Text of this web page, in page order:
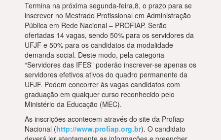
Termina na próxima segunda-feira,8, o prazo para se
inscrever no Mestrado Profissional em Administração
Pública em Rede Nacional – PROFIAP. Serão
ofertadas 14 vagas, sendo 50% para os servidores da
UFJF e 50% para os candidatos da modalidade
demanda social. Deste modo, pela categoria
“Servidores das IFES” poderão inscrever-se apenas os
servidores efetivos ativos do quadro permanente da
UFJF. Podem concorrer às vagas candidatos com
graduação em qualquer curso reconhecido pelo
Ministério da Educação (MEC).
As inscrições acontecem através do site da Profiap
Nacional (http://www.profiap.org.br). O candidato